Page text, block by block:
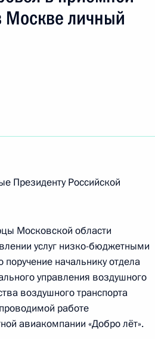
территориального
личный приём граждан
приёма, проведённого
обязанности
управления воздушного
воздушного транспорта
Федерации по приёму
Москве личный
Президенту Российской
Московской области
услуг низко-бюджетными
начальнику отдела
управления воздушного
воздушного транспорта
работе
авиакомпании «Добро лёт».